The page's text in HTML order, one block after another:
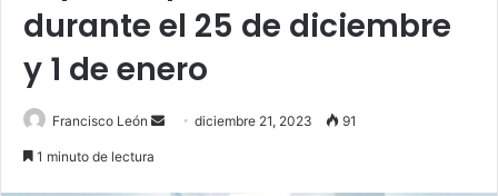
durante el 25 de diciembre
y 1 de enero
Francisco León
Senddiciembre 21, 2023 91
1 minuto de lectura